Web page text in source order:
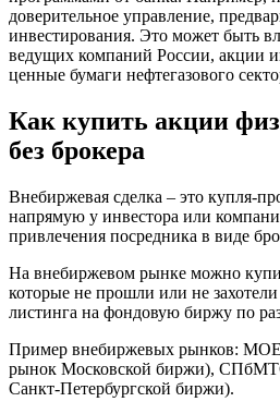
доверительное управление,
инвестирования. Это может быть
ведущих компаний России, акции
ценные бумаги нефтегазового
Как купить акции
без брокера
Внебиржевая сделка – это купля-
напрямую у инвестора или
привлечения посредника в виде
На внебиржевом рынке можно
которые не прошли или не
листинга на фондовую биржу по
Пример внебиржевых рынков:
рынок Московской биржи),
Санкт-Петербургской биржи).